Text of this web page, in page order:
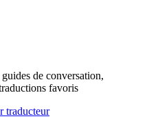
de conversation,
favoris